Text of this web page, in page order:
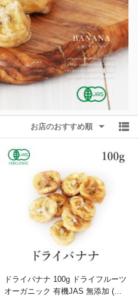
お店のおすすめ順
ドライバナナ 100g ドライフルーツ
オーガニック 有機JAS 無添加 (酸